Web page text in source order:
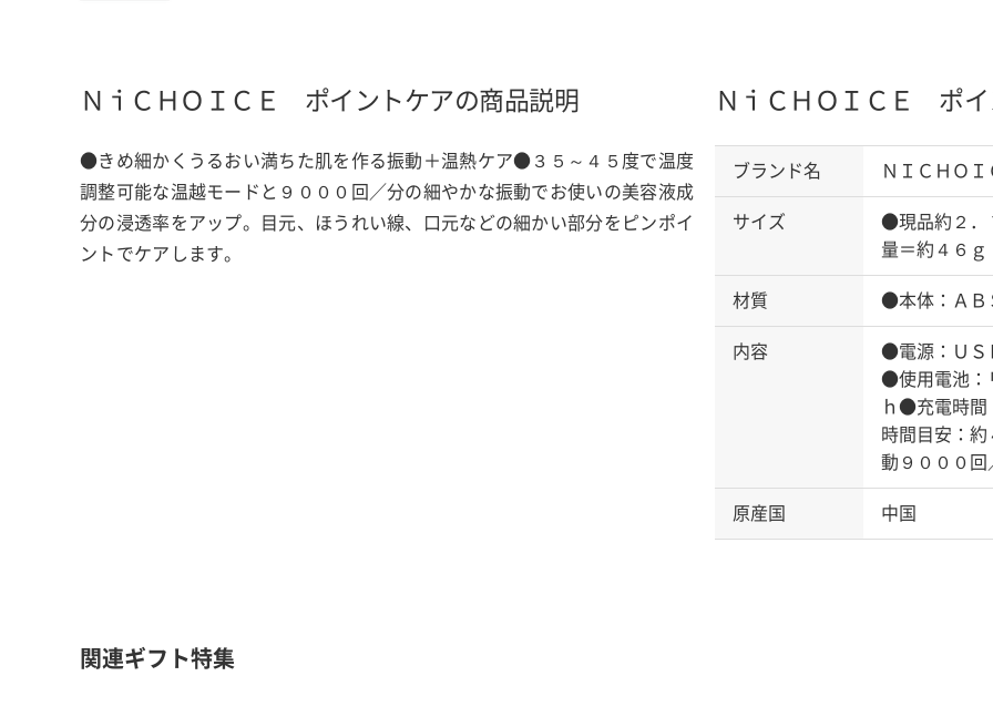
ＮｉＣＨＯＩＣＥ ポイントケアの商品説明
●きめ細かくうるおい満ちた肌を作る振動＋温熱ケア●３５～４５度で温度
調整可能な温越モードと９０００回／分の細やかな振動でお使いの美容液成
分の浸透率をアップ。目元、ほうれい線、口元などの細かい部分をピンポイ
ントでケアします。
ＮｉＣＨＯＩＣＥ ポ
ブランド名 ＮＩＣＨＯＩ
サイズ
●現品約２．
量＝約４６ｇ
材質 ●本体：ＡＢ
内容
●電源：ＵＳ
●使用電池：
ｈ●充電時間
時間目安：
動９０００
原産国 中国
関連ギフト特集